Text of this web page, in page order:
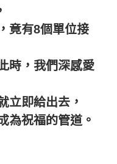
竟有8個單位接
時，我們深感愛
立即給出去，
為祝福的管道。